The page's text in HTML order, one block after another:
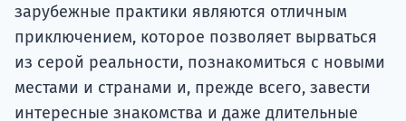
зарубежные практики являются отличным
приключением, которое позволяет вырваться
из серой реальности, познакомиться с новыми
местами и странами и, прежде всего, завести
интересные знакомства и даже длительные